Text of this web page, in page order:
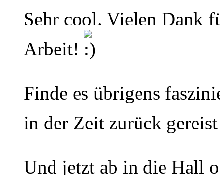
Sehr cool. Vielen Dank
Arbeit!
Finde es übrigens
in der Zeit zurück
Und jetzt ab in die Hall